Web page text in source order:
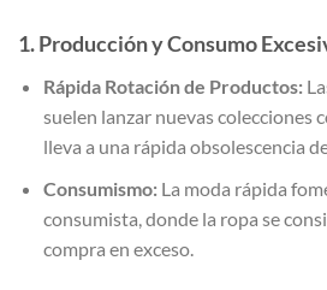
1. Producción y Consumo
Rápida Rotación de Productos:
suelen lanzar nuevas colecciones
lleva a una rápida obsolescencia
Consumismo:La moda rápida
consumista, donde la ropa se
compra en exceso.